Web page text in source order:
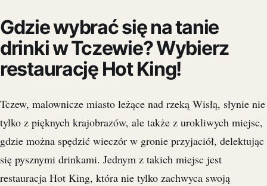
Gdzie wybrać się na tanie
drinki w Tczewie? Wybierz
restaurację Hot King!
Tczew, malownicze miasto leżące nad rzeką Wisłą, słynie nie
tylko z pięknych krajobrazów, ale także z urokliwych miejsc,
gdzie można spędzić wieczór w gronie przyjaciół, delektując
się pysznymi drinkami. Jednym z takich miejsc jest
restauracja Hot King, która nie tylko zachwyca swoją